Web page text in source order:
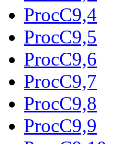
ProcC9,4
ProcC9,5
ProcC9,6
ProcC9,7
ProcC9,8
ProcC9,9